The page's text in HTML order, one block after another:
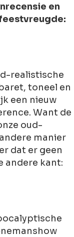
en
realistische
toneel en
een nieuw
Want de
oud-
manier
dat er geen
andere kant: